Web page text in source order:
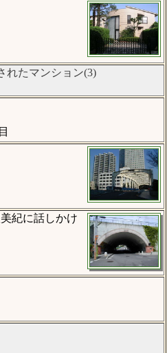
れたマンション(3)
紀に話しかけ